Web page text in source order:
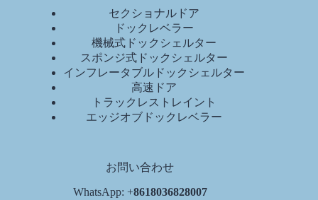
セクショナルドア
ドックレベラー
機械式ドックシェルター
スポンジ式ドックシェルター
インフレータブルドックシェルター
高速ドア
トラックレストレイント
エッジオブドックレベラー
お問い合わせ
WhatsApp: +8618036828007